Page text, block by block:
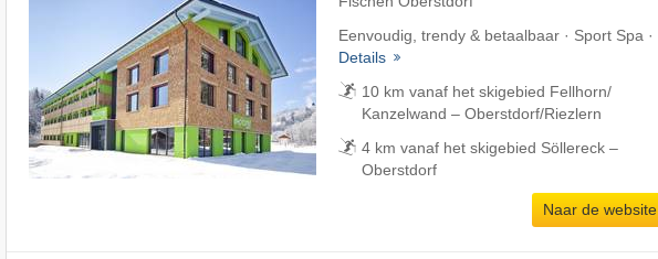
Eenvoudig, trendy & betaalbaar · Sport Spa ·
Details
10 km vanaf het skigebied Fellhorn/​
Kanzelwand – Oberstdorf/​Riezlern
4 km vanaf het skigebied Söllereck –
Oberstdorf
Naar de website